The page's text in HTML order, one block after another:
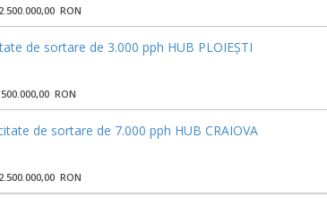
RON
de sortare de 3.000 pph HUB PLOIEȘTI
RON
de sortare de 7.000 pph HUB CRAIOVA
RON